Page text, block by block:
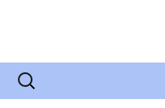
Пошук: